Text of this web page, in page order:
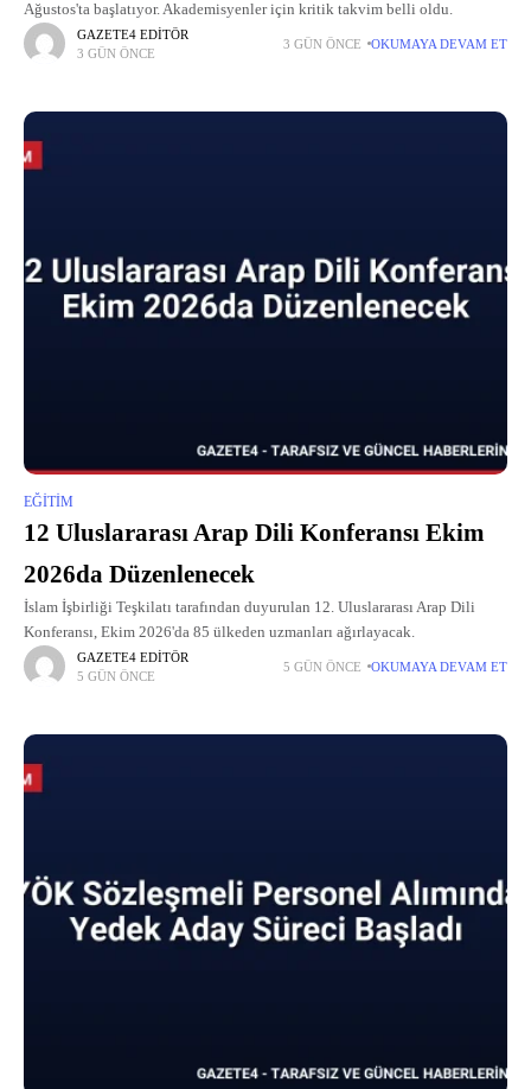
Ağustos'ta başlatıyor. Akademisyenler için kritik takvim belli oldu.
GAZETE4 EDITÖR
3 GÜN ÖNCE
3 GÜN ÖNCE OKUMAYA DEVAM ET
EĞITIM
12 Uluslararası Arap Dili Konferansı Ekim
2026da Düzenlenecek
İslam İşbirliği Teşkilatı tarafından duyurulan 12. Uluslararası Arap Dili
Konferansı, Ekim 2026'da 85 ülkeden uzmanları ağırlayacak.
GAZETE4 EDITÖR
5 GÜN ÖNCE
5 GÜN ÖNCE OKUMAYA DEVAM ET